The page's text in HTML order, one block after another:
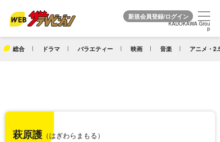
KADOKAWA Grou
p
総合 ドラマ バラエティー 映画 音楽 アニメ・
KADOKAWA Grou
p
萩原護 （はぎわらまもる）